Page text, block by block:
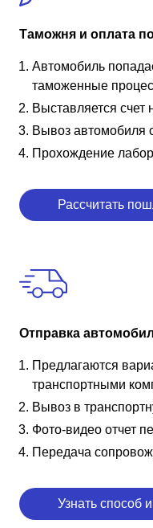
Таможня и оплата
Автомобиль
таможенные
Выставляется
Вывоз автомобиля
Прохождение
Рассчитать
Отправка
Предлагаются
транспортными
Вывоз в
Фото-видео отчет
Передача
Узнать способ